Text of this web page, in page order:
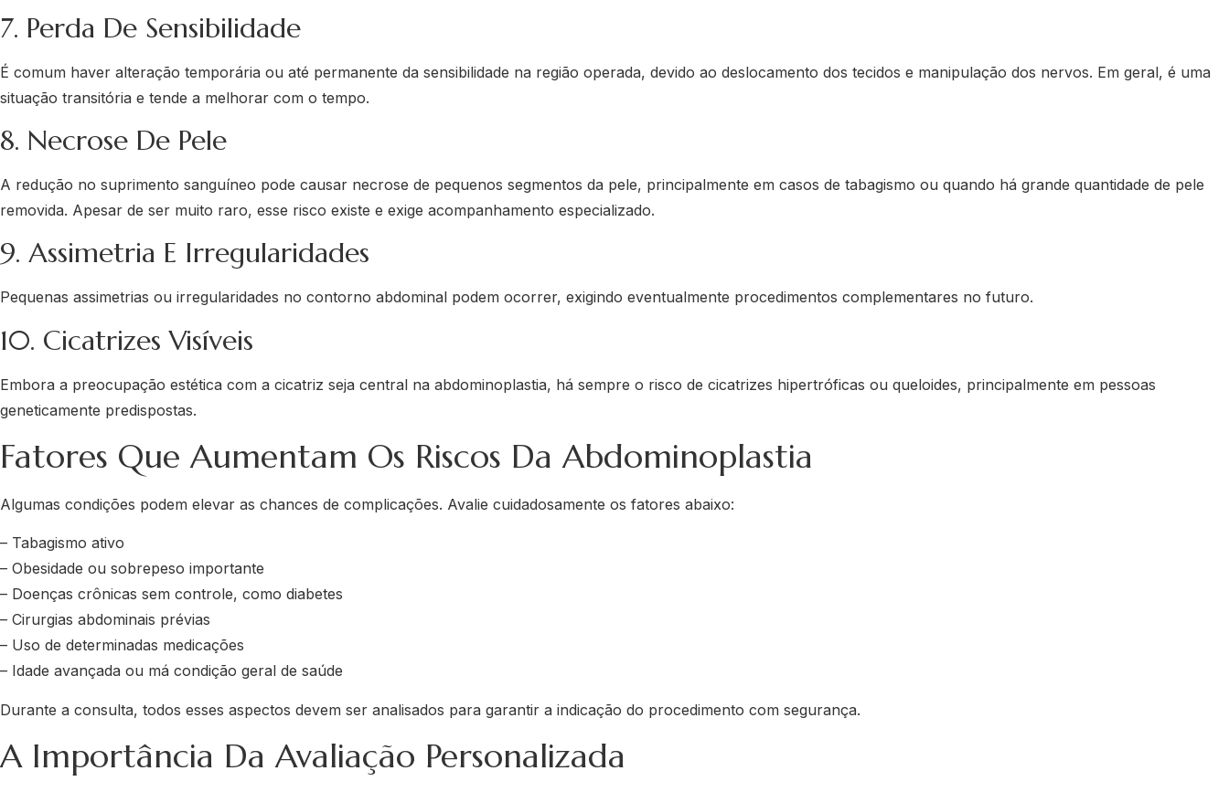
7. Perda De Sensibilidade
É comum haver alteração temporária ou até permanente da sensibilidade na região operada, devido ao deslocamento dos tecidos e manipulação dos nervos. Em geral, é uma
situação transitória e tende a melhorar com o tempo.
8. Necrose De Pele
A redução no suprimento sanguíneo pode causar necrose de pequenos segmentos da pele, principalmente em casos de tabagismo ou quando há grande quantidade de pele
removida. Apesar de ser muito raro, esse risco existe e exige acompanhamento especializado.
9. Assimetria E Irregularidades
Pequenas assimetrias ou irregularidades no contorno abdominal podem ocorrer, exigindo eventualmente procedimentos complementares no futuro.
10. Cicatrizes Visíveis
Embora a preocupação estética com a cicatriz seja central na abdominoplastia, há sempre o risco de cicatrizes hipertróficas ou queloides, principalmente em pessoas
geneticamente predispostas.
Fatores Que Aumentam Os Riscos Da Abdominoplastia
Algumas condições podem elevar as chances de complicações. Avalie cuidadosamente os fatores abaixo:
– Tabagismo ativo
– Obesidade ou sobrepeso importante
– Doenças crônicas sem controle, como diabetes
– Cirurgias abdominais prévias
– Uso de determinadas medicações
– Idade avançada ou má condição geral de saúde
Durante a consulta, todos esses aspectos devem ser analisados para garantir a indicação do procedimento com segurança.
A Importância Da Avaliação Personalizada